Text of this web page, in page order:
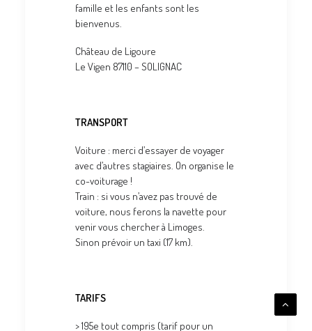
famille et les enfants sont les
bienvenus.
Château de Ligoure
Le Vigen 87110 – SOLIGNAC
TRANSPORT
Voiture : merci d’essayer de voyager
avec d’autres stagiaires. On organise le
co-voiturage !
Train : si vous n’avez pas trouvé de
voiture, nous ferons la navette pour
venir vous chercher à Limoges.
Sinon prévoir un taxi (17 km).
TARIFS
> 195e tout compris (tarif pour un